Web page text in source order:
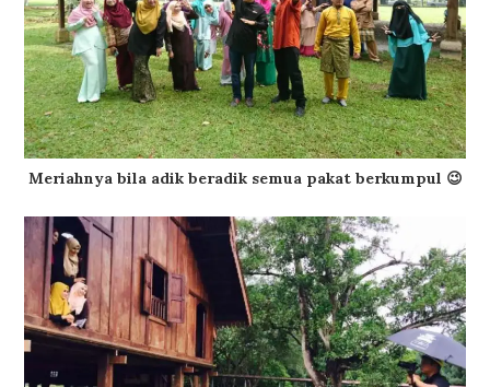
Meriahnya bila adik beradik semua pakat berkumpul 😉